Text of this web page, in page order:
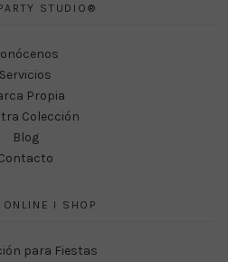
STUDIO®
Servicios
Propia
Colección
Blog
ONLINE I SHOP
para Fiestas